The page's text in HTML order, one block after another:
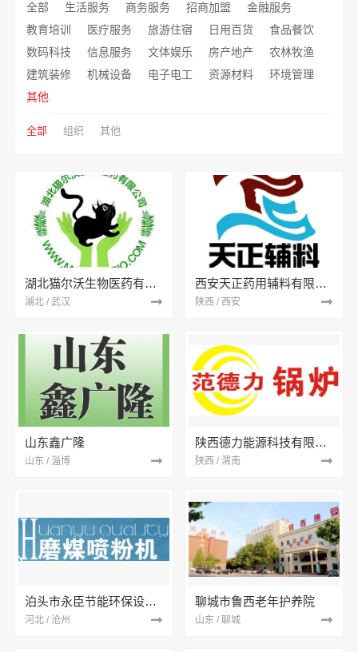
全部 生活服务 商务服务 招商加盟
金融服务
教育培训
医疗服务 旅游住宿 日用百货
食品餐饮
数码科技
信息服务 文体娱乐 房产地产
农林牧渔
建筑装修
机械设备 电子电工 资源材料
环境管理
其他
全部 组织 其他
湖北猫尔沃生物医药有限公司
湖北 / 武汉
西安天正药用辅料有限公司
陕西 / 西安
山东鑫广隆
山东 / 淄博
陕西德力能源科技有限责任公司
陕西 / 渭南
泊头市永臣节能环保设备有限公司
河北 / 沧州
聊城市鲁西老年护养院
山东 / 聊城